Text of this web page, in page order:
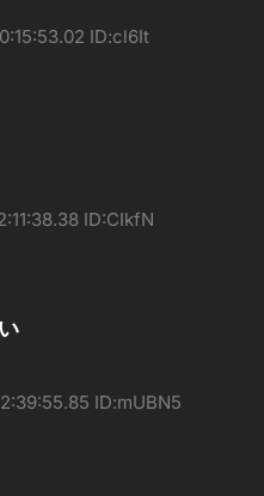
ID:cl6It
ID:CIkfN
ID:mUBN5